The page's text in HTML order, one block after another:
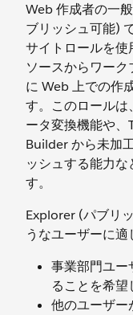
Web 作成者の一
ブリッシュ可能)
サイトロールを使
ソースからワー
に Web 上での作
す。このロール
ータ変換機能や
Builder から未加
ッシュする能力
す。
Explorer (パブリ
うなユーザーに適
事業部門ユー
ることを希望
他のユーザー